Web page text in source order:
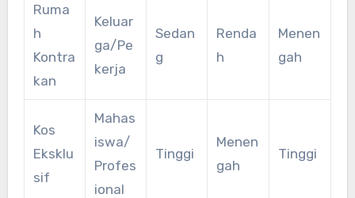
Ruma
h
Kontra
kan
Keluar
ga/Pe
kerja
Sedan
g
Renda
h
Menen
gah
Kos
Eksklu
sif
Mahas
iswa/
Profes
ional
Tinggi
Menen
gah
Tinggi